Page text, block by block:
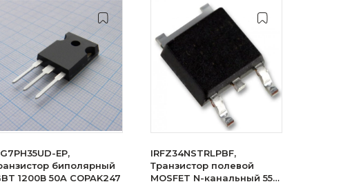
EP,
биполярный
1200В 50A COPAK247
IRFZ34NSTRLPBF,
Транзистор полевой
MOSFET N-канальный 55В